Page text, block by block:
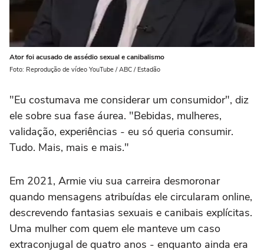
Ator foi acusado de assédio sexual e canibalismo
Foto: Reprodução de vídeo YouTube / ABC / Estadão
"Eu costumava me considerar um consumidor", diz
ele sobre sua fase áurea. "Bebidas, mulheres,
validação, experiências - eu só queria consumir.
Tudo. Mais, mais e mais."
Em 2021, Armie viu sua carreira desmoronar
quando mensagens atribuídas ele circularam online,
descrevendo fantasias sexuais e canibais explícitas.
Uma mulher com quem ele manteve um caso
extraconjugal de quatro anos - enquanto ainda era